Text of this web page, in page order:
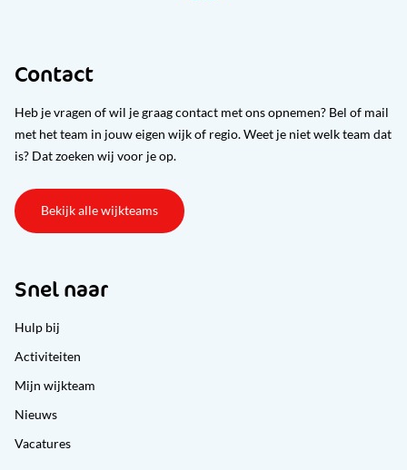
Contact
Heb je vragen of wil je graag contact met ons opnemen? Bel of mail
met het team in jouw eigen wijk of regio. Weet je niet welk team dat
is? Dat zoeken wij voor je op.
Bekijk alle wijkteams
Snel naar
Hulp bij
Activiteiten
Mijn wijkteam
Nieuws
Vacatures